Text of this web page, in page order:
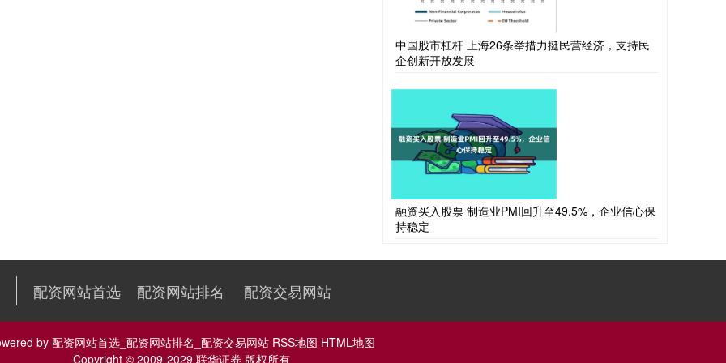
中国股市杠杆 上海26条举措力挺民营经济，支持民
企创新开放发展
融资买入股票 制造业PMI回升至49.5%，企业信心保
持稳定
配资网站首选 配资网站排名 配资交易网站
by 配资网站首选_配资网站排名_配资交易网站 RSS地图 HTML地图
Copyright © 2009-2029 联华证券 版权所有